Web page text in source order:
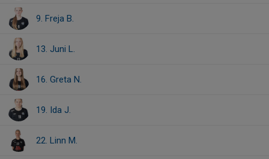
9. Freja B.
13. Juni L.
16. Greta N.
19. Ida J.
22. Linn M.